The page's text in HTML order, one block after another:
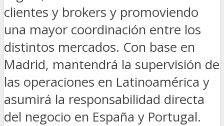
clientes y brokers y promoviendo
una mayor coordinación entre los
distintos mercados. Con base en
Madrid, mantendrá la supervisión de
las operaciones en Latinoamérica y
asumirá la responsabilidad directa
del negocio en España y Portugal.